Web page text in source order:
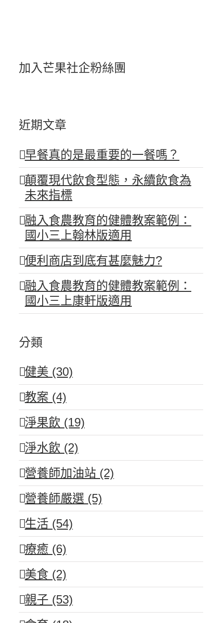
加入芒果社企粉絲團
近期文章
早餐真的是最重要的一餐嗎？
顛覆現代飲食型態，永續飲食為
未來指標
融入食農教育的健體教案範例：
國小三上翰林版適用
便利商店到底有甚麼魅力?
融入食農教育的健體教案範例：
國小三上康軒版適用
分類
健美 (30)
教案 (4)
淨果飲 (19)
淨水飲 (2)
營養師加油站 (2)
營養師嚴選 (5)
生活 (54)
療癒 (6)
美食 (2)
親子 (53)